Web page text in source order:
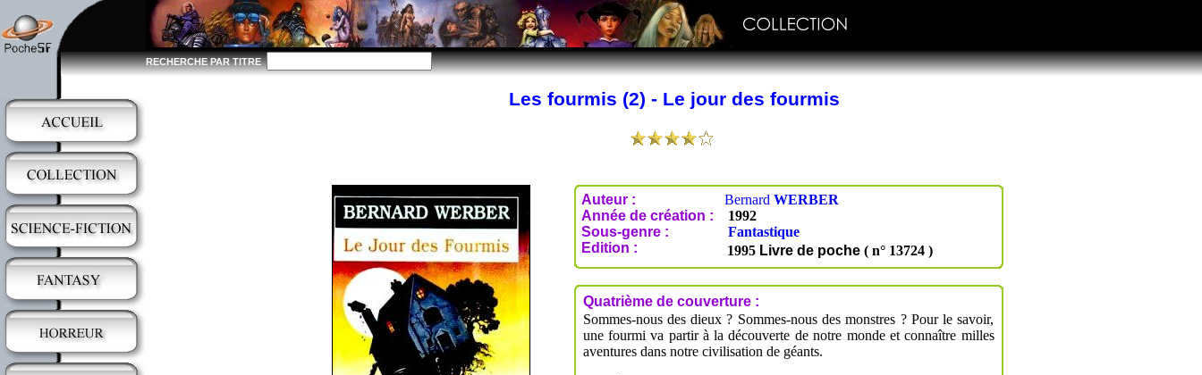
RECHERCHE PAR TITRE
Les fourmis (2) - Le jour des fourmis
Auteur : Bernard WERBER
Année de création :
1992
Sous-genre :
Fantastique
Edition :
1995 Livre de poche ( n° 13724 )
Quatrième de couverture :
Sommes-nous des dieux ? Sommes-nous des monstres ? Pour le savoir,
une fourmi va partir à la découverte de notre monde et connaître milles
aventures dans notre civilisation de géants.